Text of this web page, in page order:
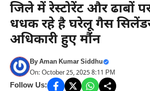
जिले में रेस्टोरेंट और
धधक रहे है घरेलू गैस
अधिकारी हुए मौंंन
ByAman Kumar Siddhu
On: October 25, 2025 8:11 PM
Follow Us: